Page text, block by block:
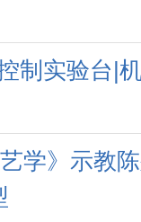
制实验台|
学》示教